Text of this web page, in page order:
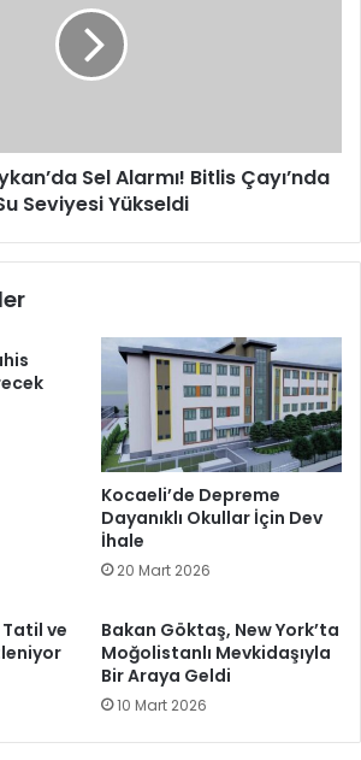
Sel Alarmı! Bitlis Çayı’nda
Seviyesi Yükseldi
Kocaeli’de Depreme
Dayanıklı Okullar İçin Dev
İhale
20 Mart 2026
Tatil ve
Bakan Göktaş, New York’ta
Moğolistanlı Mevkidaşıyla
Bir Araya Geldi
10 Mart 2026